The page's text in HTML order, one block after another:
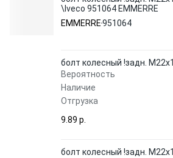
\Iveco 951064 EMMERRE
EMMERRE951064
болт колесный !задн.
Вероятность
Наличие
Отгрузка
9.89 p.
болт колесный !задн.